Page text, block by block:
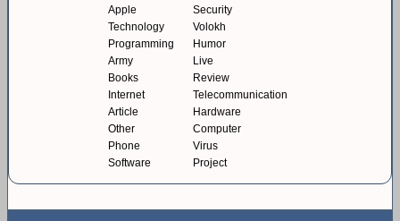
Apple
Security
Technology
Volokh
Programming
Humor
Army
Live
Books
Review
Internet
Telecommunication
Article
Hardware
Other
Computer
Phone
Virus
Software
Project